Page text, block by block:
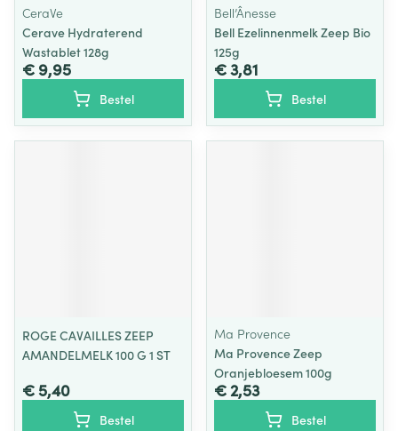
CeraVe
Cerave Hydraterend
Wastablet 128g
€ 9,95
Bestel
Bell’Ânesse
Bell Ezelinnenmelk Zeep Bio
125g
€ 3,81
Bestel
ROGE CAVAILLES ZEEP
AMANDELMELK 100 G 1 ST
€ 5,40
Bestel
Ma Provence
Ma Provence Zeep
Oranjebloesem 100g
€ 2,53
Bestel